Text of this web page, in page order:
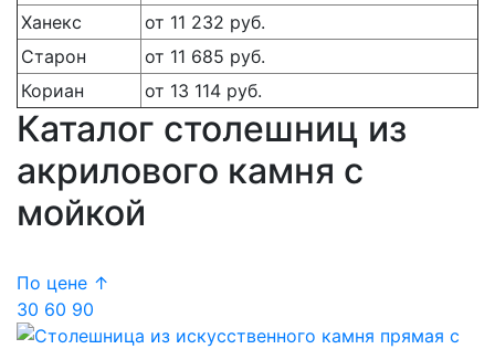
Ханекс
от 11 232 руб.
Старон
от 11 685 руб.
Кориан
от 13 114 руб.
Каталог столешниц из
акрилового камня с
мойкой
По цене ↑
30 60 90